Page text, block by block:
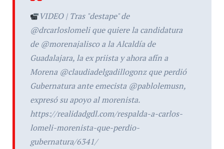
VIDEO | Tras "destape" de
@drcarloslomeli que quiere la candidatura
de @morenajalisco a la Alcaldía de
Guadalajara, la ex priista y ahora afín a
Morena @claudiadelgadillogonz que perdió
Gubernatura ante emecista @pablolemusn,
expresó su apoyo al morenista.
https://realidadgdl.com/respalda-a-carlos-
lomeli-morenista-que-perdio-
gubernatura/6341/